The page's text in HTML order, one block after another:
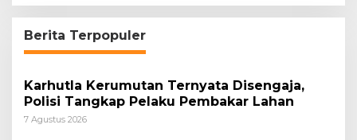
Berita Terpopuler
Karhutla Kerumutan Ternyata Disengaja,
Polisi Tangkap Pelaku Pembakar Lahan
7 Agustus 2026